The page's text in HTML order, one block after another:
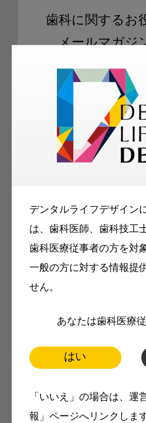
デンタルライフデザイン
は、歯科医師、歯科技工
歯科医療従事者の方を対
一般の方に対する情報提
せん。
あなたは歯科医療
はい
「いいえ」の場合は、運
報」ページへリンクします
歯科に関するお
メールマガジ
ご登録いただいた職
科衛生士、歯科技工
容のメールマガジン
メリット
製品価格も